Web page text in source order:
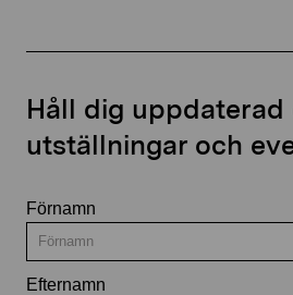
Håll dig uppdaterad
utställningar och
Förnamn
Efternamn